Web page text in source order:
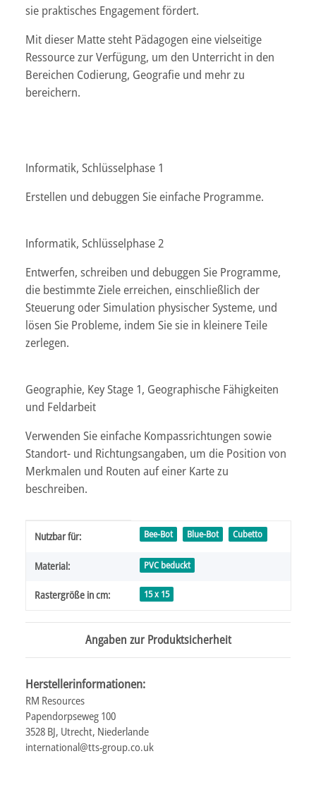
sie praktisches Engagement fördert.
Mit dieser Matte steht Pädagogen eine vielseitige
Ressource zur Verfügung, um den Unterricht in den
Bereichen Codierung, Geografie und mehr zu
bereichern.
Informatik, Schlüsselphase 1
Erstellen und debuggen Sie einfache Programme.
Informatik, Schlüsselphase 2
Entwerfen, schreiben und debuggen Sie Programme,
die bestimmte Ziele erreichen, einschließlich der
Steuerung oder Simulation physischer Systeme, und
lösen Sie Probleme, indem Sie sie in kleinere Teile
zerlegen.
Geographie, Key Stage 1, Geographische Fähigkeiten
und Feldarbeit
Verwenden Sie einfache Kompassrichtungen sowie
Standort- und Richtungsangaben, um die Position von
Merkmalen und Routen auf einer Karte zu
beschreiben.
Produkteigenschaft
Wert
Nutzbar für: Bee-Bot Blue-Bot Cubetto
Material: PVC beduckt
Rastergröße in cm: 15 x 15
Angaben zur Produktsicherheit
Herstellerinformationen:
RM Resources
Papendorpseweg 100
3528 BJ, Utrecht, Niederlande
international@tts-group.co.uk